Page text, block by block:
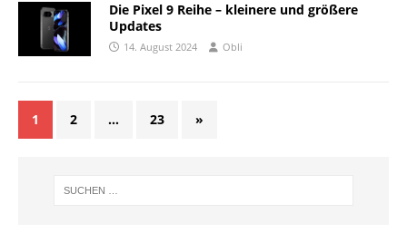
Die Pixel 9 Reihe – kleinere und größere
Updates
14. August 2024 Obli
1 2 … 23 »